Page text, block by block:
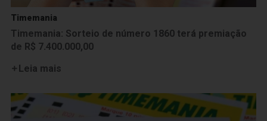
Timemania
Timemania: Sorteio de número 1860 terá premiação
de R$ 7.400.000,00
Leia mais